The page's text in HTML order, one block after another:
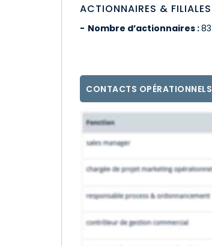
ACTIONNAIRES & FILIALES
Nombre d’actionnaires :83
CONTACTS OPÉRATIONNELS